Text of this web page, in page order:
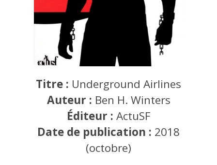
Titre : Underground Airlines
Auteur : Ben H. Winters
Éditeur : ActuSF
Date de publication : 2018
(octobre)